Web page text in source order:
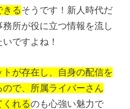
きるそうです！新人時代だ
所が役に立つ情報を流し
ですよね！
トが存在し、自身の配信を
で、所属ライバーさん
くれるのも心強い魅力で